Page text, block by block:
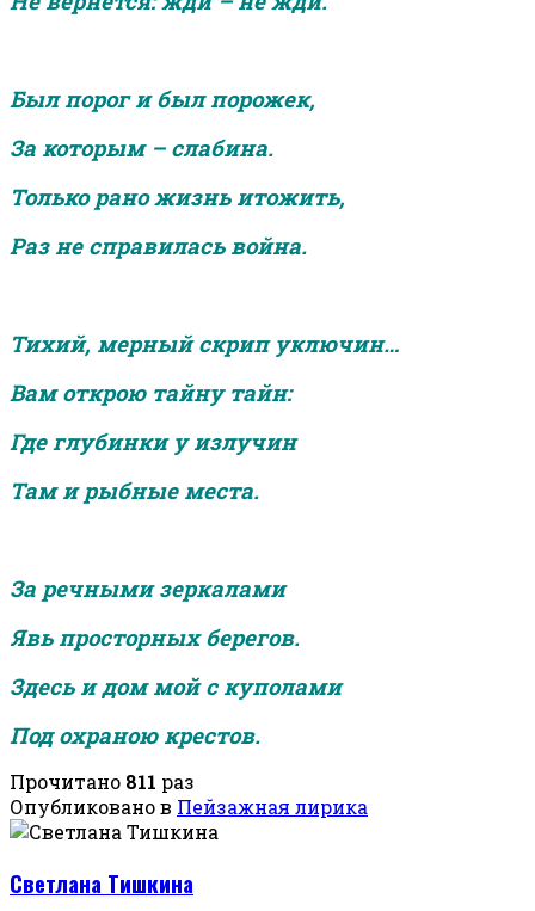
Был порог и был порожек,
За которым – слабина.
Только рано жизнь итожить,
Раз не справилась война.
Тихий, мерный скрип уключин…
Вам открою тайну тайн:
Где глубинки у излучин
Там и рыбные места.
За речными зеркалами
Явь просторных берегов.
Здесь и дом мой с куполами
Под охраною крестов.
Прочитано 811 раз
Опубликовано в Пейзажная лирика
Светлана Тишкина